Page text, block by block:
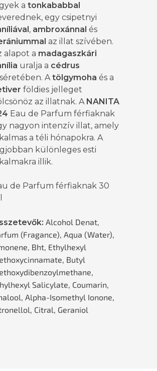
a tonkababbal
egy csipetnyi
, ambroxánnal és
az illat szívében.
alapot a madagaszkári
uralja a cédrus
Atölgymoha és a
földies jelleget
az illatnak. A NANITA
Eau de Parfum férfiaknak
nagyon intenzív illat, amely
a téli hónapokra. A
különleges esti
illik.
de Parfum férfiaknak 30
Alcohol Denat,
(Fragance), Aqua (Water),
Bht, Ethylhexyl
Butyl
Salicylate, Coumarin,
Alpha-Isomethyl Ionone,
Citral, Geraniol